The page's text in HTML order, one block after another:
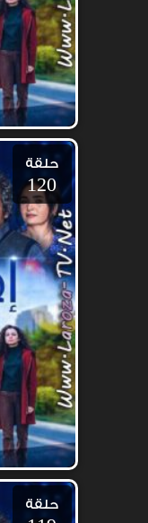
حلقة
120
حلقة